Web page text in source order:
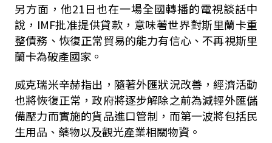
另方面，他21日也在一場全國轉播的電視談話中
說，IMF批准提供貸款，意味著世界對斯里蘭卡重
整債務、恢復正常貿易的能力有信心、不再視斯里
蘭卡為破產國家。
威克瑞米辛赫指出，隨著外匯狀況改善，經濟活動
也將恢復正常，政府將逐步解除之前為減輕外匯儲
備壓力而實施的貨品進口管制，而第一波將包括民
生用品、藥物以及觀光產業相關物資。